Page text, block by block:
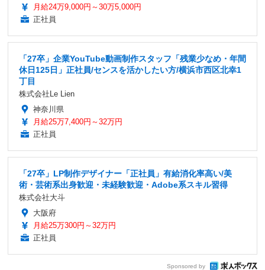
月給24万9,000円～30万5,000円
正社員
「27卒」企業YouTube動画制作スタッフ「残業少なめ・年間
休日125日」正社員/センスを活かしたい方/横浜市西区北幸1
丁目
株式会社Le Lien
神奈川県
月給25万7,400円～32万円
正社員
「27卒」LP制作デザイナー「正社員」有給消化率高い/美
術・芸術系出身歓迎・未経験歓迎・Adobe系スキル習得
株式会社大斗
大阪府
月給25万300円～32万円
正社員
Sponsored by